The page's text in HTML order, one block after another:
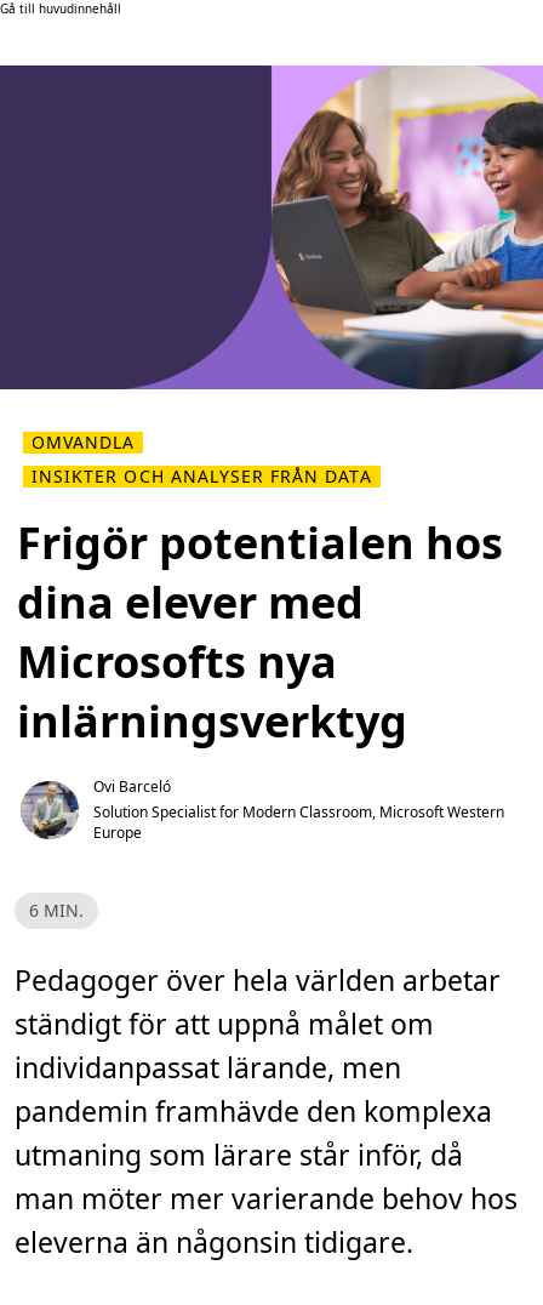
Gå till huvudinnehåll
OMVANDLA
INSIKTER OCH ANALYSER FRÅN DATA
Frigör potentialen hos
dina elever med
Microsofts nya
inlärningsverktyg
Ovi Barceló
Solution Specialist for Modern Classroom, Microsoft Western
Europe
L
ä
i
d
6
m
i
6 MIN.
Pedagoger över hela världen arbetar
ständigt för att uppnå målet om
individanpassat lärande, men
pandemin framhävde den komplexa
utmaning som lärare står inför, då
man möter mer varierande behov hos
eleverna än någonsin tidigare.